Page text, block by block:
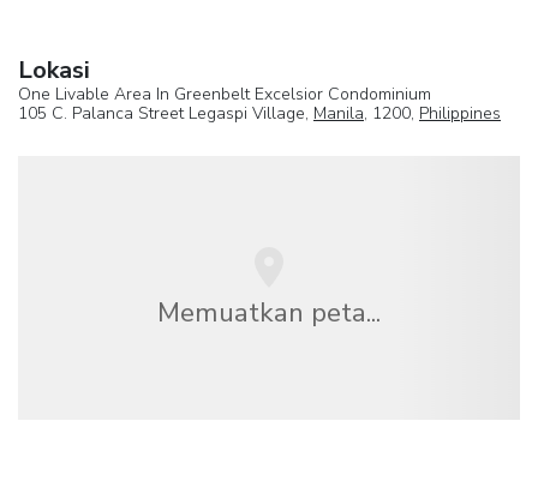
Lokasi
One Livable Area In Greenbelt Excelsior Condominium
105 C. Palanca Street Legaspi Village, Manila, 1200, Philippines
Memuatkan peta...